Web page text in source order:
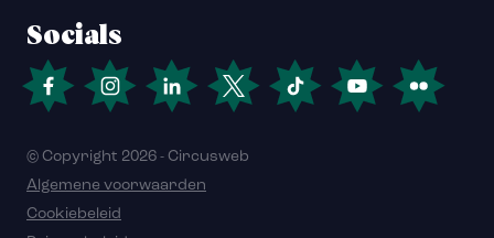
Socials
© Copyright 2026 - Circusweb
Algemene voorwaarden
Cookiebeleid